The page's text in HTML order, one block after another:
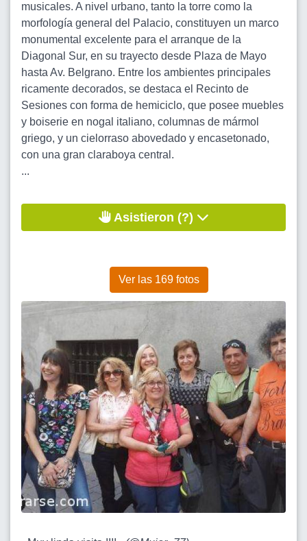
musicales. A nivel urbano, tanto la torre como la
morfología general del Palacio, constituyen un marco
monumental excelente para el arranque de la
Diagonal Sur, en su trayecto desde Plaza de Mayo
hasta Av. Belgrano. Entre los ambientes principales
ricamente decorados, se destaca el Recinto de
Sesiones con forma de hemiciclo, que posee muebles
y boiserie en nogal italiano, columnas de mármol
griego, y un cielorraso abovedado y encasetonado,
con una gran claraboya central.
...
Asistieron (?)
Ver las 169 fotos